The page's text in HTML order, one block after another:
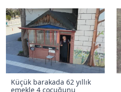
Küçük barakada 62 yıllık
emekle 4 çocuğunu